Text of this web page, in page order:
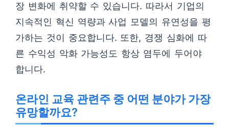
장 변화에 취약할 수 있습니다. 따라서 기업의
지속적인 혁신 역량과 사업 모델의 유연성을 평
가하는 것이 중요합니다. 또한, 경쟁 심화에 따
른 수익성 악화 가능성도 항상 염두에 두어야
합니다.
온라인 교육 관련주 중 어떤 분야가 가장
유망할까요?